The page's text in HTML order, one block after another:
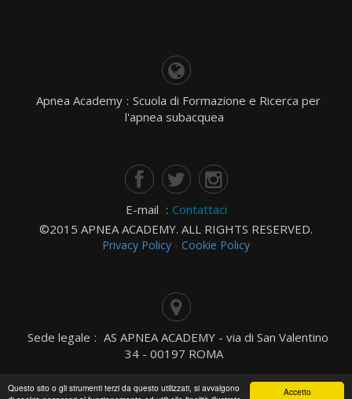
Accetto
Questo sito o gli strumenti terzi da questo utilizzati, si avvalgono
Apnea Academy : Scuola di Formazione e Ricerca per
l'apnea subacquea
E-mail : Contattaci
©2015 APNEA ACADEMY. ALL RIGHTS RESERVED.
Privacy Policy - Cookie Policy
Sede legale : AS APNEA ACADEMY - via di San Valentino
34 - 00197 ROMA